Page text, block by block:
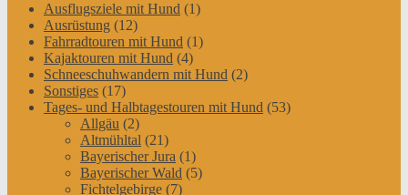
Ausflugsziele mit Hund (1)
Ausrüstung (12)
Fahrradtouren mit Hund (1)
Kajaktouren mit Hund (4)
Schneeschuhwandern mit Hund (2)
Sonstiges (17)
Tages- und Halbtagestouren mit Hund (53)
Allgäu (2)
Altmühltal (21)
Bayerischer Jura (1)
Bayerischer Wald (5)
Fichtelgebirge (7)